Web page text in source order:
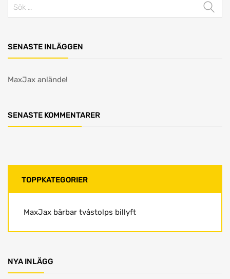
SENASTE INLÄGGEN
MaxJax anlände!
SENASTE KOMMENTARER
TOPPKATEGORIER
MaxJax bärbar tvåstolps billyft
NYA INLÄGG